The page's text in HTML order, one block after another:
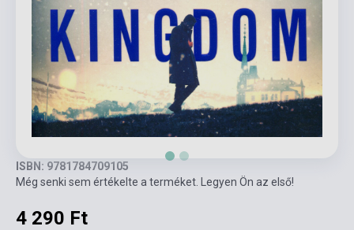
ISBN: 9781784709105
Még senki sem értékelte a terméket. Legyen Ön az első!
4 290 Ft